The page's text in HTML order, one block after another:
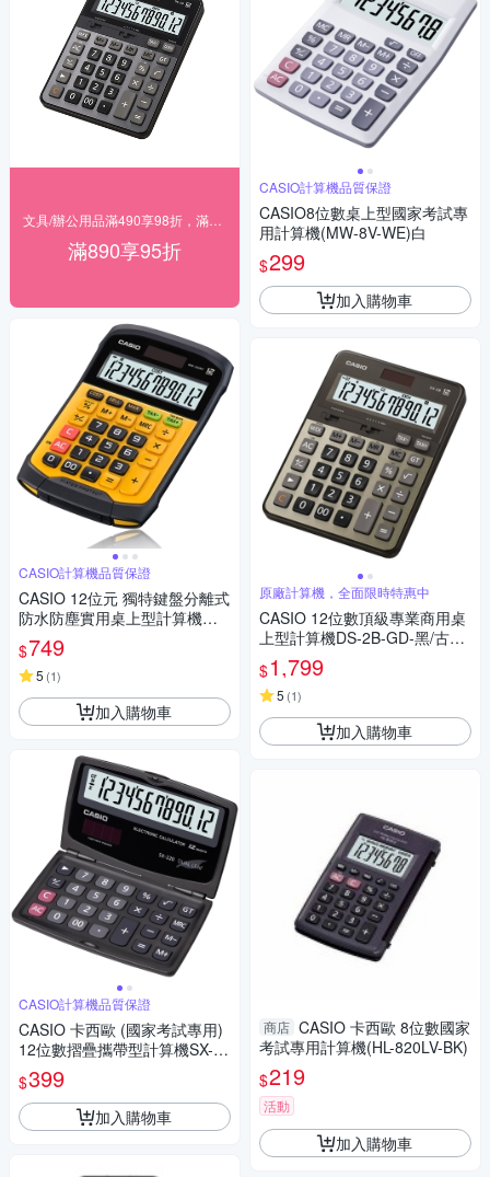
滿890享95折
CASIO計算機品質保證
CASIO 12位元 獨特鍵盤分離式
防水防塵實用桌上型計算機WM
-320MT-大黃蜂潮流配
$749
5 (1)
加入購物車
CASIO計算機品質保證
CASIO 卡西歐 (國家考試專用)
12位數摺疊攜帶型計算機SX-22
$399
加入購物車
CASIO計算機品質保證
CASIO8位數桌上型國家考試專
用計算機(MW-8V-WE)白
$299
加入購物車
原廠計算機，全面限時特惠中
CASIO 12位數頂級專業商用桌
上型計算機DS-2B-GD-黑/古銅
金色
$1,799
5 (1)
加入購物車
商店 CASIO 卡西歐 8位數國家
考試專用計算機(HL-820LV-BK)
$219
活動
加入購物車